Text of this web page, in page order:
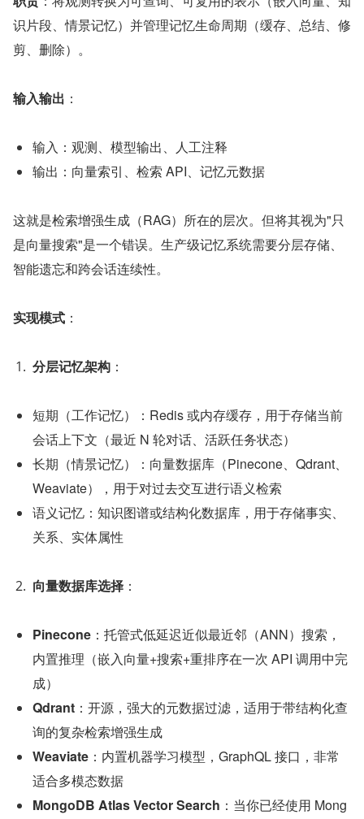
识片段、情景记忆）并管理记忆生命周期（缓存、总结、修
剪、删除）。
输入输出 ：
输入：观测、模型输出、人工注释
输出：向量索引、检索 API、记忆元数据
这就是检索增强生成（RAG）所在的层次。但将其视为"只
是向量搜索"是一个错误。生产级记忆系统需要分层存储、
智能遗忘和跨会话连续性。
实现模式 ：
分层记忆架构 ：
短期（工作记忆）：Redis 或内存缓存，用于存储当前
会话上下文（最近 N 轮对话、活跃任务状态）
长期（情景记忆）：向量数据库（Pinecone、Qdrant、
Weaviate），用于对过去交互进行语义检索
语义记忆：知识图谱或结构化数据库，用于存储事实、
关系、实体属性
向量数据库选择 ：
Pinecone ：托管式低延迟近似最近邻（ANN）搜索，
内置推理（嵌入向量+搜索+重排序在一次 API 调用中完
成）
Qdrant ：开源，强大的元数据过滤，适用于带结构化查
询的复杂检索增强生成
Weaviate ：内置机器学习模型，GraphQL 接口，非常
适合多模态数据
MongoDB Atlas Vector Search ：当你已经使用 Mong